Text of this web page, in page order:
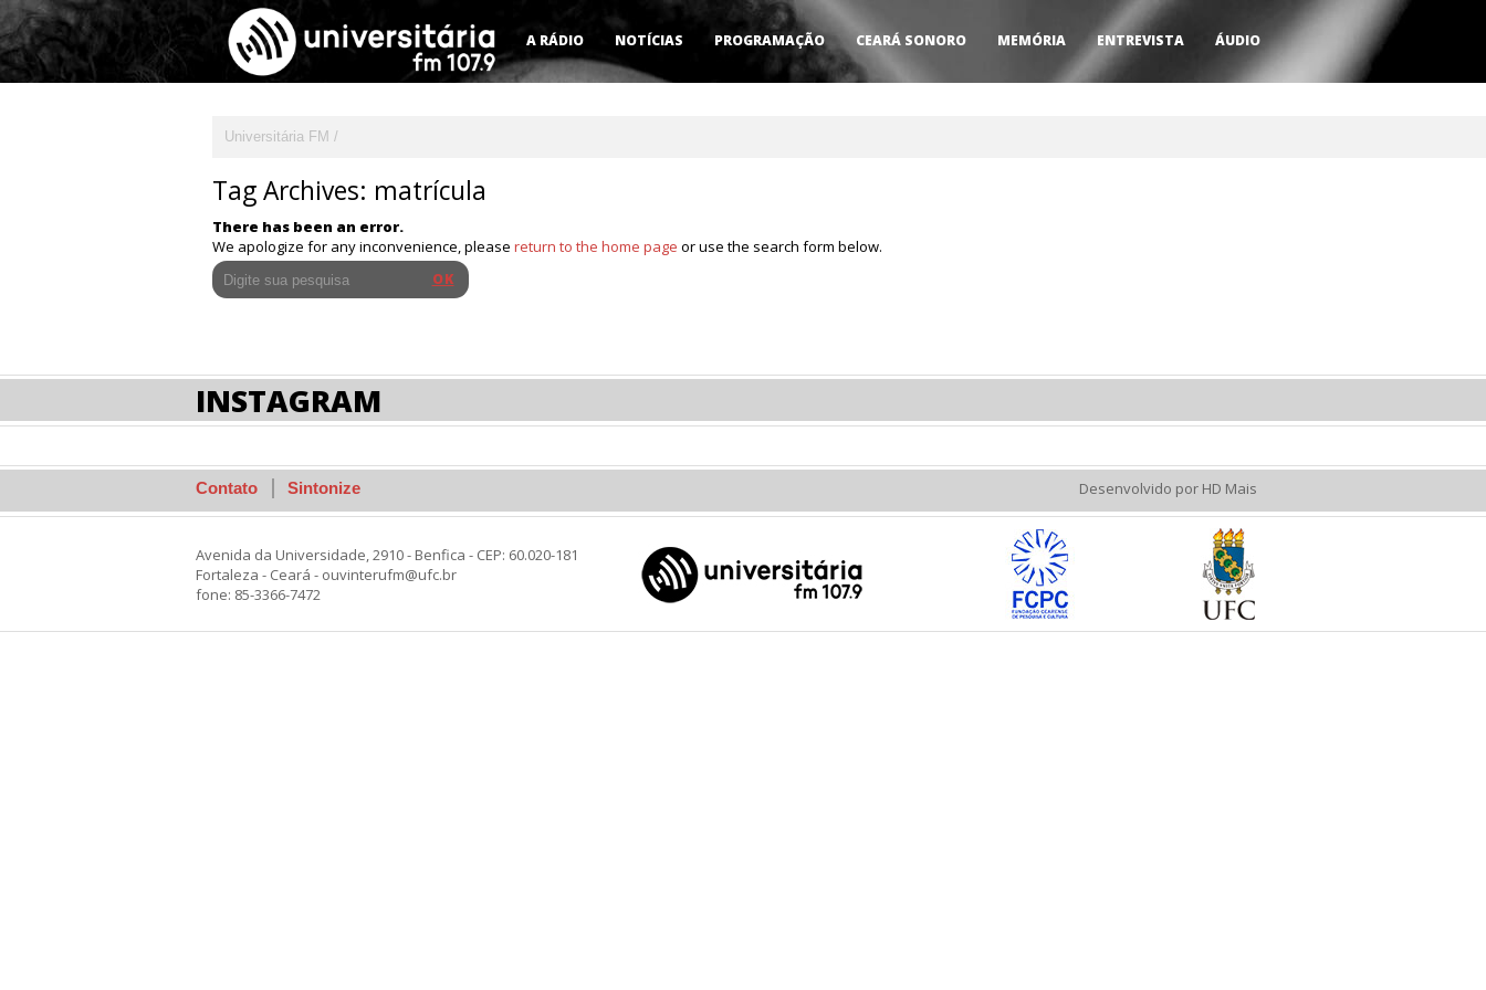
A RÁDIO NOTÍCIAS PROGRAMAÇÃO CEARÁ SONORO MEMÓRIA ENTREVISTA ÁUDIO
Universitária FM
Tag Archives: matrícula
There has been an error.
We apologize for any inconvenience, please return to the home page or use the search form below.
INSTAGRAM
Contato Sintonize Desenvolvido por HD Mais
Avenida da Universidade, 2910 - Benfica - CEP: 60.020-181
Fortaleza - Ceará - ouvinterufm@ufc.br
fone: 85-3366-7472